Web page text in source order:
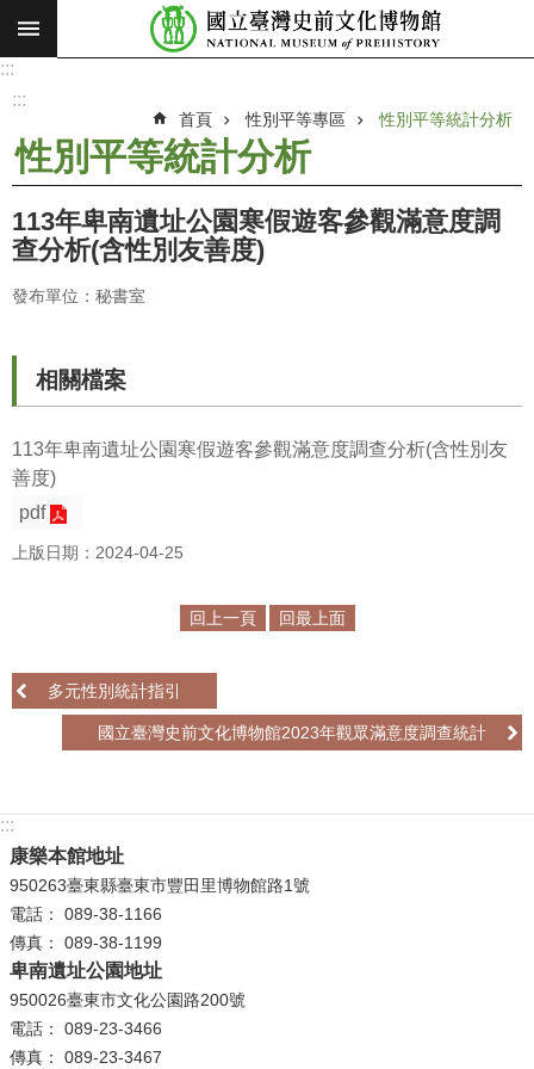
跳到主要內容區塊
搜
願
使
命
最
息
參
觀
展
覽
認
便
民
服
務
性
別
平
:::
:::
首頁 性別平等專區 性別平等統計分析
性別平等統計分析
113年卑南遺址公園寒假遊客參觀滿意度調
查分析(含性別友善度)
發布單位：秘書室
相關檔案
113年卑南遺址公園寒假遊客參觀滿意度調查分析(含性別友
善度)
pdf
上版日期：2024-04-25
回上一頁 回最上面
多元性別統計指引
國立臺灣史前文化博物館2023年觀眾滿意度調查統計
:::
康樂本館地址
950263臺東縣臺東市豐田里博物館路1號
電話： 089-38-1166
傳真： 089-38-1199
卑南遺址公園地址
950026臺東市文化公園路200號
電話： 089-23-3466
傳真： 089-23-3467